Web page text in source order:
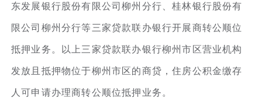
东发展银行股份有限公司柳州分行、桂林银行股份有
限公司柳州分行等三家贷款联办银行开展商转公顺位
抵押业务。以上三家贷款联办银行柳州市区营业机构
发放且抵押物位于柳州市区的商贷，住房公积金缴存
人可申请办理商转公顺位抵押业务。